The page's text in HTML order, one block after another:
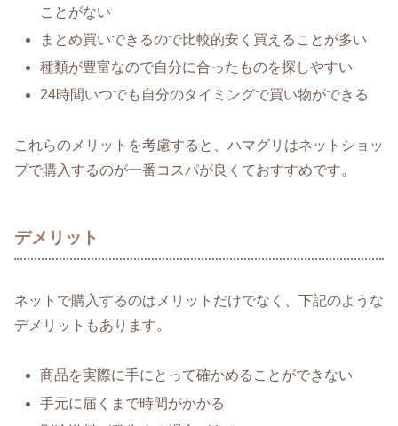
ことがない
まとめ買いできるので比較的安く買えることが多い
種類が豊富なので自分に合ったものを探しやすい
24時間いつでも自分のタイミングで買い物ができる
これらのメリットを考慮すると、ハマグリはネットショッ
プで購入するのが一番コスパが良くておすすめです。
デメリット
ネットで購入するのはメリットだけでなく、下記のような
デメリットもあります。
商品を実際に手にとって確かめることができない
手元に届くまで時間がかかる